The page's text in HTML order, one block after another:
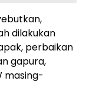
dilakukan
perbaikan
gapura,
masing-